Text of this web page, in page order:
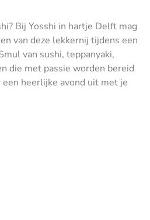
Bij Yosshi in hartje Delft mag
van deze lekkernij tijdens een
van sushi, teppanyaki,
die met passie worden bereid
een heerlijke avond uit met je